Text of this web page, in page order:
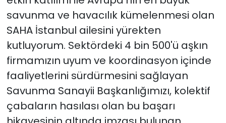
savunma ve havacılık kümelenmesi olan
SAHA İstanbul ailesini yürekten
kutluyorum. Sektördeki 4 bin 500'ü aşkın
firmamızın uyum ve koordinasyon içinde
faaliyetlerini sürdürmesini sağlayan
Savunma Sanayii Başkanlığımızı, kolektif
çabaların hasılası olan bu başarı